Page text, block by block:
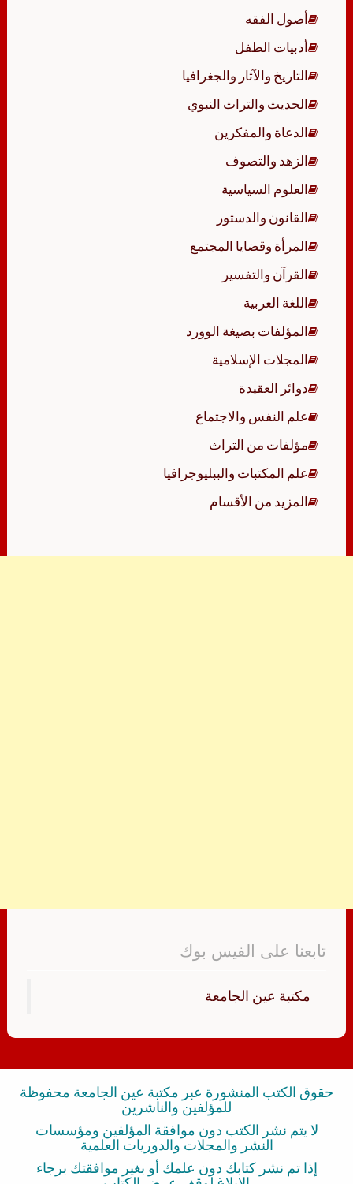
أصول الفقه
أدبيات الطفل
التاريخ والآثار والجغرافيا
الحديث والتراث النبوي
الدعاة والمفكرين
الزهد والتصوف
العلوم السياسية
القانون والدستور
المرأة وقضايا المجتمع
القرآن والتفسير
اللغة العربية
المؤلفات بصيغة الوورد
المجلات الإسلامية
دوائر العقيدة
علم النفس والاجتماع
مؤلفات من التراث
علم المكتبات والببليوجرافيا
المزيد من الأقسام
تابعنا على الفيس بوك
‏مكتبة عين الجامعة‏
حقوق الكتب المنشورة عبر مكتبة عين الجامعة محفوظة
للمؤلفين والناشرين
لا يتم نشر الكتب دون موافقة المؤلفين ومؤسسات
النشر والمجلات والدوريات العلمية
إذا تم نشر كتابك دون علمك أو بغير موافقتك برجاء